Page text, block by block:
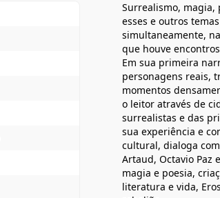
Surrealismo, magia,
esses e outros
simultaneamente,
que houve
Em sua primeira
personagens reais,
momentos
o leitor através de
surrealistas e das
sua experiência e
cultural, dialoga
Artaud, Octavio Paz
magia e poesia,
literatura e vida,